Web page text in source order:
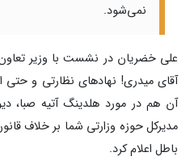
نمی‌شود.
علی خضریان در نشست با وزیر
آقای میدری! نهادهای نظارتی و حتی
آن هم در مورد هلدینگ آتیه صبا،
مدیرکل حوزه وزارتی شما بر خلاف
باطل اعلام کرد.